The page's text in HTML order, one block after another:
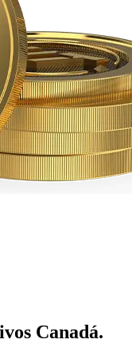
Canadá.